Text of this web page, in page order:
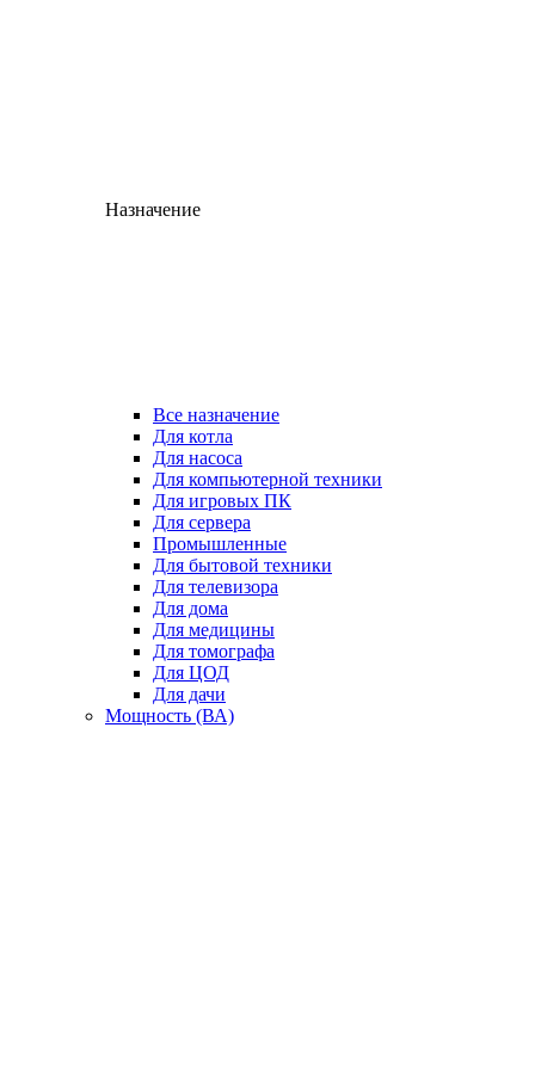
Назначение
Все назначение
Для котла
Для насоса
Для компьютерной техники
Для игровых ПК
Для сервера
Промышленные
Для бытовой техники
Для телевизора
Для дома
Для медицины
Для томографа
Для ЦОД
Для дачи
Мощность (ВА)